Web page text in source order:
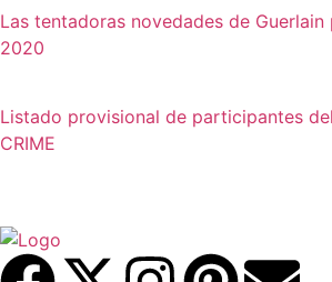
Las tentadoras novedades de Guerlain
2020
Listado provisional de participantes
CRIME